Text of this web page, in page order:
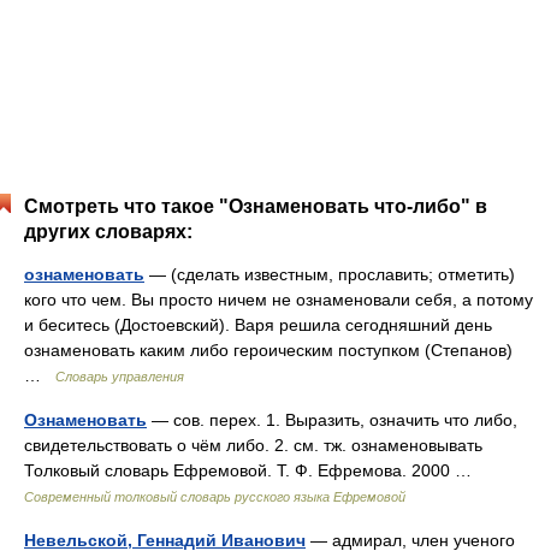
Смотреть что такое "Ознаменовать что-либо" в
других словарях:
ознаменовать — (сделать известным, прославить; отметить)
кого что чем. Вы просто ничем не ознаменовали себя, а потому
и беситесь (Достоевский). Варя решила сегодняшний день
ознаменовать каким либо героическим поступком (Степанов)
Словарь управления
Ознаменовать — сов. перех. 1. Выразить, означить что либо,
свидетельствовать о чём либо. 2. см. тж. ознаменовывать
Толковый словарь Ефремовой. Т. Ф. Ефремова. 2000 …
Современный толковый словарь русского языка Ефремовой
Невельской, Геннадий Иванович — адмирал, член ученого